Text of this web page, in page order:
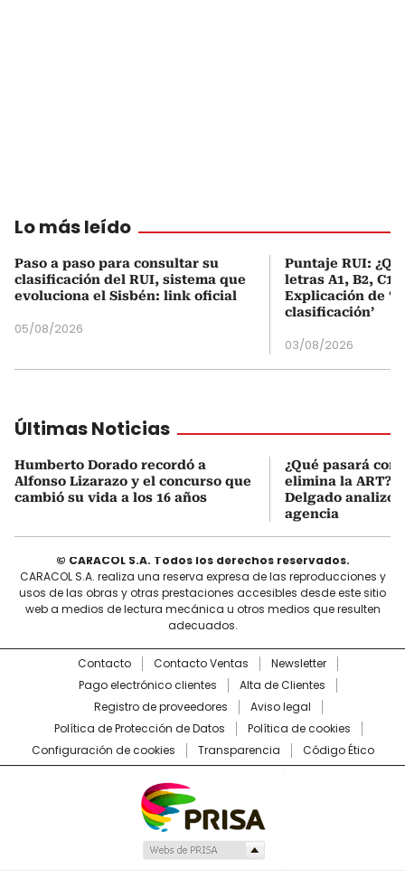
Lo más leído
Paso a paso para consultar su
clasificación del RUI, sistema que
evoluciona el Sisbén: link oficial
05/08/2026
Puntaje RUI:
letras A1, B2, C1
Explicación de
clasificación’
03/08/2026
Últimas Noticias
Humberto Dorado recordó a
Alfonso Lizarazo y el concurso que
cambió su vida a los 16 años
¿Qué pasará con
elimina la ART?
Delgado analizó
agencia
© CARACOL S.A. Todos los derechos reservados.
CARACOL S.A. realiza una reserva expresa de las reproducciones y
usos de las obras y otras prestaciones accesibles desde este sitio
web a medios de lectura mecánica u otros medios que resulten
adecuados.
Contacto Contacto Ventas
Newsletter
Pago electrónico clientes
Alta de Clientes
Registro de proveedores
Aviso legal
Política de Protección de Datos
Política de cookies
Configuración de cookies
Transparencia Código Ético